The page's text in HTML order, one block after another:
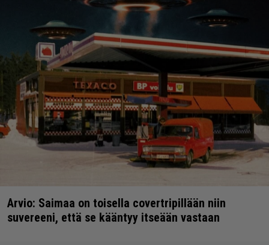
Arvio: Saimaa on toisella covertripillään niin
suvereeni, että se kääntyy itseään vastaan